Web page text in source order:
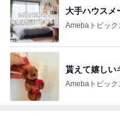
大手ハウスメ
Amebaトピック
貰えて嬉しい
Amebaトピック